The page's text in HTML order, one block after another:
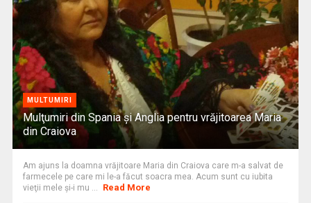
MULTUMIRI
Mulţumiri din Spania şi Anglia pentru vrăjitoarea Maria
din Craiova
Am ajuns la doamna vrăjitoare Maria din Craiova care m-a salvat de
farmecele pe care mi le-a făcut soacra mea. Acum sunt cu iubita
vieţii mele şi-i mu ...
Read More